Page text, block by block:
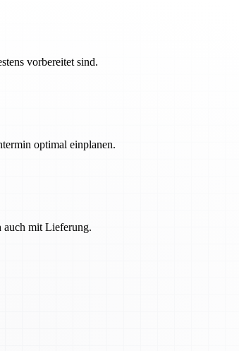
vorbereitet sind.
optimal einplanen.
auch mit Lieferung.